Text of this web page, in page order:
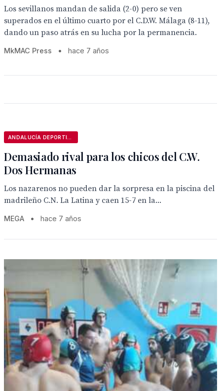
Los sevillanos mandan de salida (2-0) pero se ven
superados en el último cuarto por el C.D.W. Málaga (8-11),
dando un paso atrás en su lucha por la permanencia.
MkMAC Press • hace 7 años
Demasiado rival para los chicos del C.W.
Dos Hermanas
Los nazarenos no pueden dar la sorpresa en la piscina del
madrileño C.N. La Latina y caen 15-7 en la...
MEGA • hace 7 años